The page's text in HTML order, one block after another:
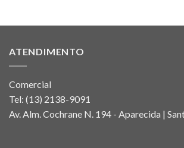
ATENDIMENTO
Comercial
Tel: (13) 2138-9091
Av. Alm. Cochrane N. 194 - Aparecida |